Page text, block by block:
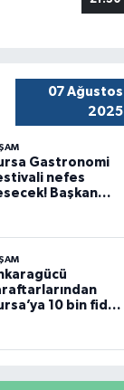
07 Ağustos
2025
Gastronomi
nefes
Başkan
10 bin fidan